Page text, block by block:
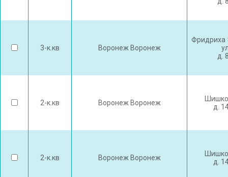
3-к.кв Воронеж Воронеж
Фридриха
д.
2-к.кв Воронеж Воронеж
д.
2-к.кв Воронеж Воронеж
д.